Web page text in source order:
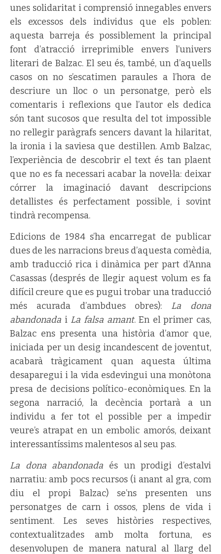
unes solidaritat i comprensió innegables envers
els excessos dels individus que els poblen:
aquesta barreja és possiblement la principal
font d’atracció irreprimible envers l’univers
literari de Balzac. El seu és, també, un d’aquells
casos on no s’escatimen paraules a l’hora de
descriure un lloc o un personatge, però els
comentaris i reflexions que l’autor els dedica
són tant sucosos que resulta del tot impossible
no rellegir paràgrafs sencers davant la hilaritat,
la ironia i la saviesa que destil·len. Amb Balzac,
l’experiència de descobrir el text és tan plaent
que no es fa necessari acabar la novel·la: deixar
córrer la imaginació davant descripcions
detallistes és perfectament possible, i sovint
tindrà recompensa.
Edicions de 1984 s’ha encarregat de publicar
dues de les narracions breus d’aquesta comèdia,
amb traducció rica i dinàmica per part d’Anna
Casassas (després de llegir aquest volum es fa
difícil creure que es pugui trobar una traducció
més acurada d’ambdues obres): La dona
abandonada i La falsa amant. En el primer cas,
Balzac ens presenta una història d’amor que,
iniciada per un desig incandescent de joventut,
acabarà tràgicament quan aquesta última
desaparegui i la vida esdevingui una monòtona
presa de decisions político-econòmiques. En la
segona narració, la decència portarà a un
individu a fer tot el possible per a impedir
veure’s atrapat en un embolic amorós, deixant
interessantíssims malentesos al seu pas.
La dona abandonada és un prodigi d’estalvi
narratiu: amb pocs recursos (i anant al gra, com
diu el propi Balzac) se’ns presenten uns
personatges de carn i ossos, plens de vida i
sentiment. Les seves històries respectives,
contextualitzades amb molta fortuna, es
desenvolupen de manera natural al llarg del